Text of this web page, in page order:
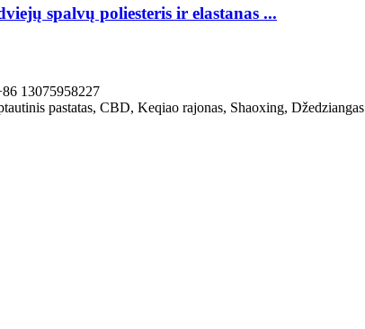
spalvų poliesteris ir elastanas ...
13075958227
pastatas, CBD, Keqiao rajonas, Shaoxing, Džedziangas